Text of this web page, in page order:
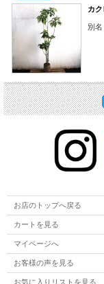
受粉樹 不
病気
その他
カ
別
お店のトップへ戻る
カートを見る
マイページへ
お客様の声を見る
お気に入りリストを見る